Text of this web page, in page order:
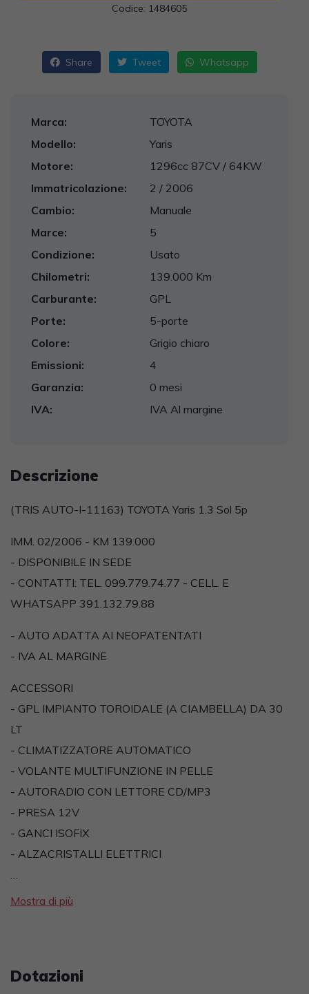
Codice: 1484605
Share Tweet Whatsapp
Marca:
TOYOTA
Modello:
Yaris
Motore:
1296cc 87CV / 64KW
Immatricolazione:
2 / 2006
Cambio:
Manuale
Marce:
5
Condizione:
Usato
Chilometri:
139.000 Km
Carburante:
GPL
Porte:
5-porte
Colore:
Grigio chiaro
Emissioni:
4
Garanzia:
0 mesi
IVA:
IVA Al margine
Descrizione
(TRIS AUTO-I-11163) TOYOTA Yaris 1.3 Sol 5p
IMM. 02/2006 - KM 139.000
- DISPONIBILE IN SEDE
- CONTATTI: TEL. 099.779.74.77 - CELL. E
WHATSAPP 391.132.79.88
- AUTO ADATTA AI NEOPATENTATI
- IVA AL MARGINE
ACCESSORI
- GPL IMPIANTO TOROIDALE (A CIAMBELLA) DA 30
LT
- CLIMATIZZATORE AUTOMATICO
- VOLANTE MULTIFUNZIONE IN PELLE
- AUTORADIO CON LETTORE CD/MP3
- PRESA 12V
- GANCI ISOFIX
- ALZACRISTALLI ELETTRICI
…
Mostra di più
Dotazioni